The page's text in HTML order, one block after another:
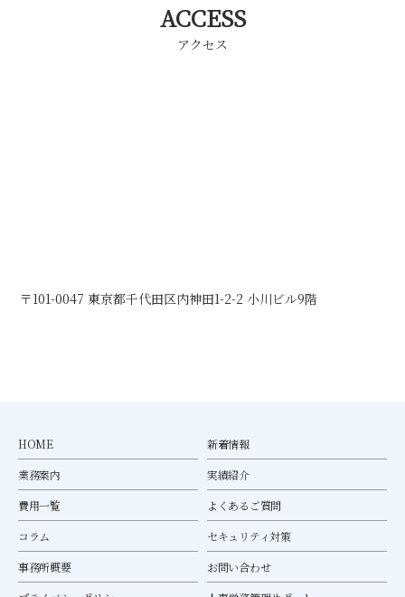
ACCESS
アクセス
〒101-0047 東京都千代田区内神田1-2-2 小川ビル9階
HOME
新着情報
業務案内
実績紹介
費用一覧
よくあるご質問
コラム
セキュリティ対策
事務所概要
お問い合わせ